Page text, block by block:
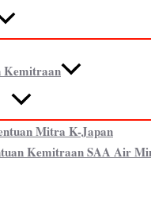
Kemitraan
Mitra K-Japan
Kemitraan SAA Air